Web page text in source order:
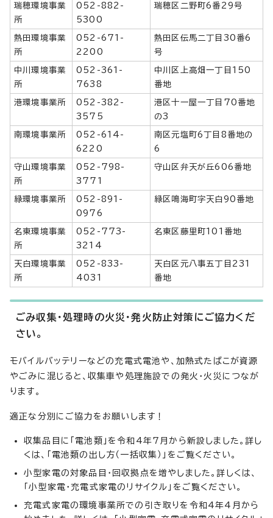
瑞穂環境事業
所
052-882-
5300
瑞穂区二野町6番29号
熱田環境事業
所
052-671-
2200
熱田区伝馬二丁目30番6
号
中川環境事業
所
052-361-
7638
中川区上高畑一丁目150
番地
港環境事業所
052-382-
3575
港区十一屋一丁目70番地
の3
南環境事業所
052-614-
6220
南区元塩町6丁目8番地の
6
守山環境事業
所
052-798-
3771
守山区弁天が丘606番地
緑環境事業所
052-891-
0976
緑区鳴海町字天白90番地
名東環境事業
所
052-773-
3214
名東区藤里町101番地
天白環境事業
所
052-833-
4031
天白区元八事五丁目231
番地
ごみ収集・処理時の火災・発火防止対策にご協力くだ
さい。
モバイルバッテリーなどの充電式電池や、加熱式たばこが資源
やごみに混じると、収集車や処理施設での発火・火災につなが
ります。
適正な分別にご協力をお願いします！
収集品目に「電池類」を令和4年7月から新設しました。詳し
くは、「電池類の出し方（一括収集）」をご覧ください。
小型家電の対象品目・回収拠点を増やしました。詳しくは、
「小型家電・充電式家電のリサイクル」をご覧ください。
充電式家電の環境事業所での引き取りを令和4年4月から